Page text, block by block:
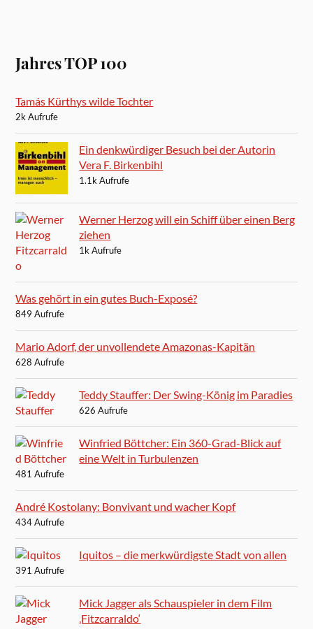
Jahres TOP 100
Tamás Kürthys wilde Tochter
2k Aufrufe
Ein denkwürdiger Besuch bei der Autorin
Vera F. Birkenbihl
1.1k Aufrufe
Werner Herzog will ein Schiff über einen Berg
ziehen
1k Aufrufe
Was gehört in ein gutes Buch-Exposé?
849 Aufrufe
Mario Adorf, der unvollendete Amazonas-Kapitän
628 Aufrufe
Teddy Stauffer: Der Swing-König im Paradies
626 Aufrufe
Winfried Böttcher: Ein 360-Grad-Blick auf
eine Welt in Turbulenzen
481 Aufrufe
André Kostolany: Bonvivant und wacher Kopf
434 Aufrufe
Iquitos – die merkwürdigste Stadt von allen
391 Aufrufe
Mick Jagger als Schauspieler in dem Film
‚Fitzcarraldo‘